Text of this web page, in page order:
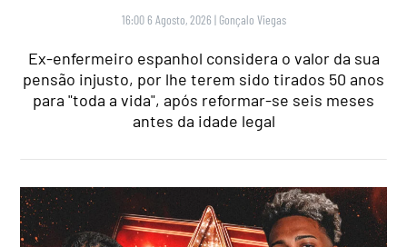
16:00 6 Agosto, 2026 | Gonçalo Viegas
Ex-enfermeiro espanhol considera o valor da sua
pensão injusto, por lhe terem sido tirados 50 anos
para "toda a vida", após reformar-se seis meses
antes da idade legal